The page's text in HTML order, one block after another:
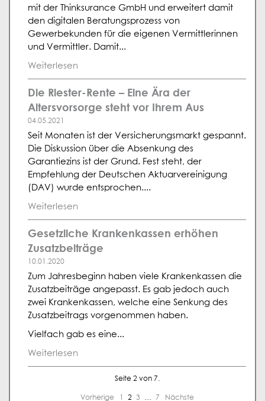
mit der Thinksurance GmbH und erweitert damit
den digitalen Beratungsprozess von
Gewerbekunden für die eigenen Vermittlerinnen
und Vermittler. Damit...
Weiterlesen
Die Riester-Rente – Eine Ära der
Altersvorsorge steht vor Ihrem Aus
04.05.2021
Seit Monaten ist der Versicherungsmarkt gespannt.
Die Diskussion über die Absenkung des
Garantiezins ist der Grund. Fest steht, der
Empfehlung der Deutschen Aktuarvereinigung
(DAV) wurde entsprochen....
Weiterlesen
Gesetzliche Krankenkassen erhöhen
Zusatzbeiträge
10.01.2020
Zum Jahresbeginn haben viele Krankenkassen die
Zusatzbeiträge angepasst. Es gab jedoch auch
zwei Krankenkassen, welche eine Senkung des
Zusatzbeitrags vorgenommen haben.
Vielfach gab es eine...
Weiterlesen
Seite 2 von 7.
Vorherige 2 3 … 7 Nächste